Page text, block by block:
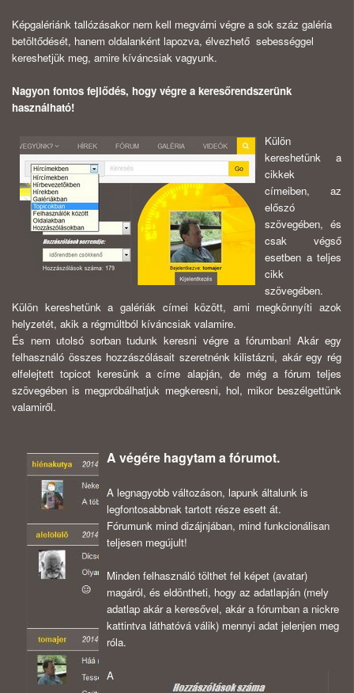
Képgalériánk tallózásakor nem kell megvárni végre a sok száz galéria
betöltődését, hanem oldalanként lapozva, élvezhető sebességgel
kereshetjük meg, amire kíváncsiak vagyunk.
Nagyon fontos fejlődés, hogy végre a keresőrendszerünk
használható!
Külön
kereshetünk a
cikkek
címeiben, az
előszó
szövegében, és
csak végső
esetben a teljes
cikk
szövegében.
Külön kereshetünk a galériák címei között, ami megkönnyíti azok
helyzetét, akik a régmúltból kíváncsiak valamire.
És nem utolsó sorban tudunk keresni végre a fórumban! Akár egy
felhasználó összes hozzászólásait szeretnénk kilistázni, akár egy rég
elfelejtett topicot keresünk a címe alapján, de még a fórum teljes
szövegében is megpróbálhatjuk megkeresni, hol, mikor beszélgettünk
valamiről.
A végére hagytam a fórumot.
A legnagyobb változáson, lapunk általunk is
legfontosabbnak tartott része esett át.
Fórumunk mind dizájnjában, mind funkcionálisan
teljesen megújult!
Minden felhasználó tölthet fel képet (avatar)
magáról, és eldöntheti, hogy az adatlapján (mely
adatlap akár a keresővel, akár a fórumban a nickre
kattintva láthatóvá válik) mennyi adat jelenjen meg
róla.
A